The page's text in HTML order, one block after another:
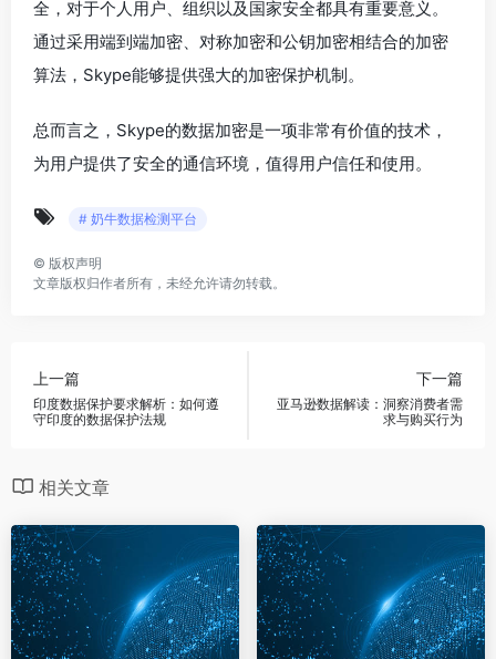
全，对于个人用户、组织以及国家安全都具有重要意义。
通过采用端到端加密、对称加密和公钥加密相结合的加密
算法，Skype能够提供强大的加密保护机制。
总而言之，Skype的数据加密是一项非常有价值的技术，
为用户提供了安全的通信环境，值得用户信任和使用。
# 奶牛数据检测平台
© 版权声明
文章版权归作者所有，未经允许请勿转载。
上一篇
印度数据保护要求解析：如何遵
守印度的数据保护法规
下一篇
亚马逊数据解读：洞察消费者需
求与购买行为
相关文章